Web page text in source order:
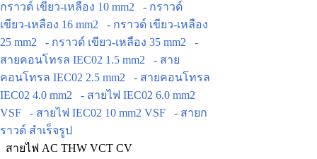
กราวด์ เขียว-เหลือง 10 mm2
- กราวด์
เขียว-เหลือง 16 mm2
- กราวด์ เขียว-เหลือง
25 mm2
- กราวด์ เขียว-เหลือง 35 mm2
-
สายคอนโทรล IEC02 1.5 mm2
- สาย
คอนโทรล IEC02 2.5 mm2
- สายคอนโทรล
IEC02 4.0 mm2
- สายไฟ IEC02 6.0 mm2
VSF
- สายไฟ IEC02 10 mm2 VSF
- สายก
ราวด์ สำเร็จรูป
สายไฟ AC THW VCT CV